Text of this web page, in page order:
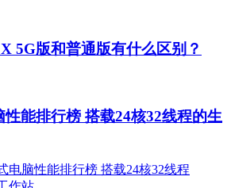
5G版和普通版有什么区别？
性能排行榜 搭载24核32线程的生